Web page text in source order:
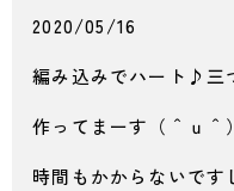
2020/05/16
編み込みでハート♪三
作ってまーす（＾ｕ＾）
時間もかからないです